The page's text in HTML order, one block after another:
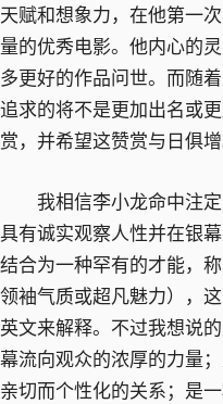
天赋和想象力，在他第一
量的优秀电影。他内心的
多更好的作品问世。而随
追求的将不是更加出名或
赏，并希望这赞赏与日俱增
我相信李小龙命中注定
具有诚实观察人性并在银
结合为一种罕有的才能，
领袖气质或超凡魅力），
英文来解释。不过我想说
幕流向观众的浓厚的力量
亲切而个性化的关系；是